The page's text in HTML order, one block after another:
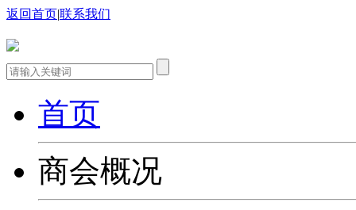
返回首页|联系我们
首页
商会概况